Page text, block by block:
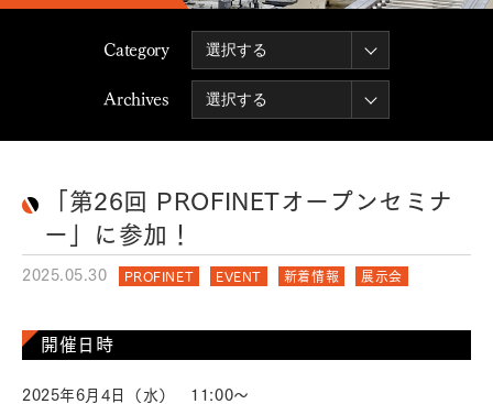
Category
Archives
「第26回 PROFINETオープンセミナ
ー」に参加！
2025.05.30 PROFINET EVENT 新着情報 展示会
開催日時
2025年6月4日（水） 11:00～